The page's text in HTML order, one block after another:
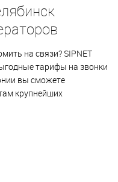
на связи? SIPNET
тарифы на звонки
вы сможете
крупнейших